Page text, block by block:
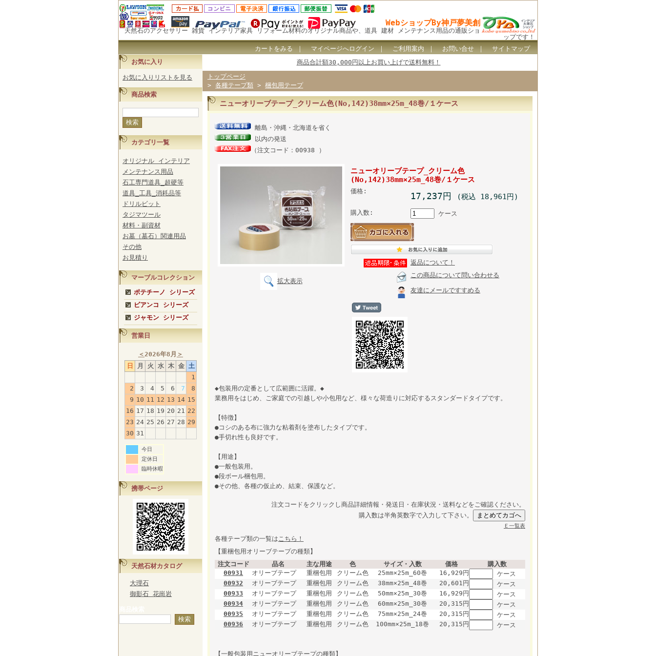
WebショップBy神戸夢美創
天然石のアクセサリー 雑貨 インテリア家具 リフォーム材料のオリジナル商品や、道具 建材 メンテナンス用品の通販ショ
ップです！
カートをみる｜ マイページへログイン｜ ご利用案内｜ お問い合せ｜ サイトマップ
お気に入り
お気に入りリストを見る
商品検索
カテゴリ一覧
オリジナル インテリア
メンテナンス用品
石工専門道具_超硬等
道具_工具_消耗品等
ドリルビット
タジマツール
材料・副資材
お墓（墓石）関連用品
その他
お見積り
マーブルコレクション
ポテチーノ シリーズ
ビアンコ シリーズ
ジャモン シリーズ
営業日
＜2026年8月 ＞
日
月 火 水 木 金 土
1
2
3 4 5 6 7
8
9 10 11 12 13 14 15
16 17 18 19 20 21 22
23 24 25 26 27 28 29
30 31
今日
定休日
臨時休暇
携帯ページ
天然石材カタログ
大理石
御影石 花崗岩
商品合計額30,000円以上お買い上げで送料無料！
トップページ
> 各種テープ類 > 梱包用テープ
ニューオリーブテープ_クリーム色(No,142)38mm×25m_48巻/１ケース
離島・沖縄・北海道を省く
以内の発送
（注文コード：00938 ）
拡大表示
ニューオリーブテープ_クリーム色
(No,142)38mm×25m_48巻/１ケース
価格: 17,237円 (税込 18,961円)
購入数: ケース
返品について！
この商品について問い合わせる
友達にメールですすめる
◆包装用の定番として広範囲に活躍。◆
業務用をはじめ、ご家庭での引越しや小包用など、様々な荷造りに対応するスタンダードタイプです。
【特徴】
●コシのある布に強力な粘着剤を塗布したタイプです。
●手切れ性も良好です。
【用途】
●一般包装用。
●段ボール梱包用。
●その他、各種の仮止め、結束、保護など。
注文コードをクリックし商品詳細情報・発送日・在庫状況・送料などをご確認ください。
購入数は半角英数字で入力して下さい。
Ｅ一覧表
各種テープ類の一覧はこちら！
【重梱包用オリーブテープの種類】
注文コード
品名 主な用途 色 サイズ・入数 価格
購入数
00931
オリーブテープ 重梱包用 クリーム色 25mm×25m_60巻 16,929円
ケース
00932
オリーブテープ 重梱包用 クリーム色 38mm×25m_48巻 20,601円
ケース
00933
オリーブテープ 重梱包用 クリーム色 50mm×25m_30巻 16,929円
ケース
00934
オリーブテープ 重梱包用 クリーム色 60mm×25m_30巻 20,315円
ケース
00935
オリーブテープ 重梱包用 クリーム色 75mm×25m_24巻 20,315円
ケース
00936
オリーブテープ 重梱包用 クリーム色 100mm×25m_18巻 20,315円 ケース
【一般包装用ニューオリーブテープの種類】